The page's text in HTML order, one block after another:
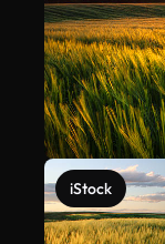
iStock